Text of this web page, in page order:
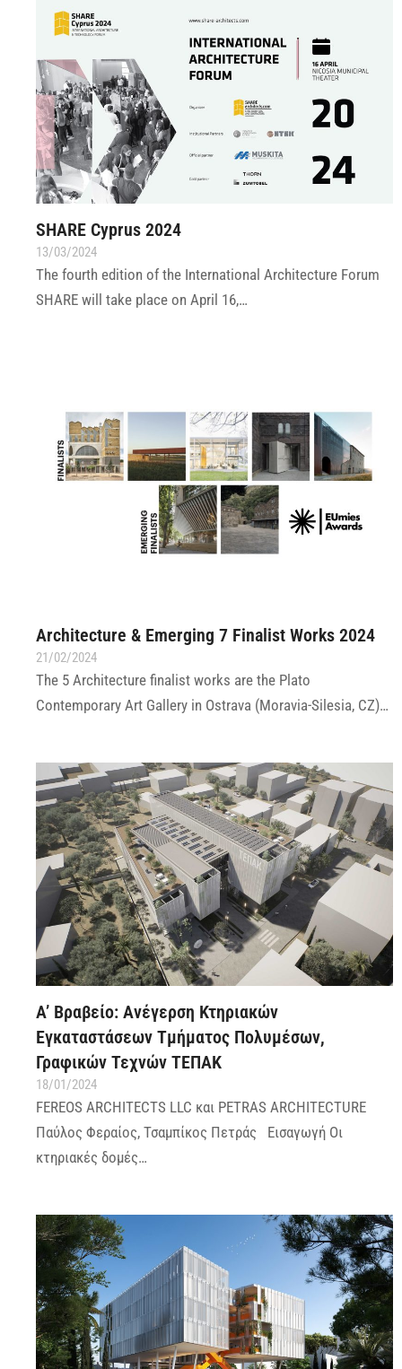
SHARE Cyprus 2024
13/03/2024
The fourth edition of the International Architecture Forum
SHARE will take place on April 16,…
Architecture & Emerging 7 Finalist Works 2024
21/02/2024
The 5 Architecture finalist works are the Plato
Contemporary Art Gallery in Ostrava (Moravia-Silesia, CZ)…
A’ Βραβείο: Ανέγερση Κτηριακών
Εγκαταστάσεων Τμήματος Πολυμέσων,
Γραφικών Τεχνών ΤΕΠΑΚ
18/01/2024
FEREOS ARCHITECTS LLC και PETRAS ARCHITECTURE
Παύλος Φεραίος, Τσαμπίκος Πετράς Εισαγωγή Οι
κτηριακές δομές…